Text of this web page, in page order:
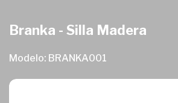
Branka - Silla Madera
Modelo: BRANKA001